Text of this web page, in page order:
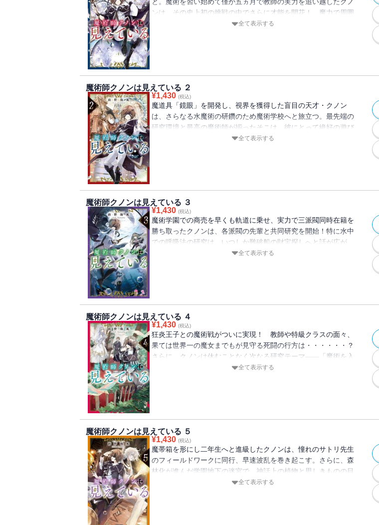
ンは、その史上初の挑戦の中でさらに才能を開花！ 魔力で周囲
の色を感知したり、水魔術の応用で懐炉や湿布を作ったり、初級
作が、満を持して登場！ 書き下ろし番外編も収録！】
全て表示する
魔術師クノンは見えている ２
¥1,430 (税込)
魔道具「鏡眼」を開発し、視界を獲得した盲目の天才・クノン
は、さらなる水魔術の研鑽のため魔術学校へと旅立つ。最先端の
研究環境と最高の魔術師が揃ったそこは、彼にとって絶好の遊び
場。聖教国の聖女や、雷光の異名を取る魔術師だって研究対象。
葛藤（？）を描いた書き下ろし番外編も収録！】
全て表示する
魔術師クノンは見えている ３
¥1,430 (税込)
魔術学園での商売を早くも軌道に乗せ、実力で三派閥同時在籍を
勝ち取ったクノンは、各派閥の先輩と共同研究を開始！特に水中
での呼吸法の研究は、いつしか難破船の財宝探しへと話が広が
り、ついには実地調査で海に飛び出すことに。特級の生徒なら海
試し版が収録されています。
全て表示する
魔術師クノンは見えている ４
¥1,430 (税込)
狂炎王子との魔術戦がついに実現！ 教師や特級クラスの面々、
果ては世界一の魔女までもが見守る死闘の行方は・・・・・・？
さらに、クノンは休むことなく次なる研究テーマ――「魔術を入
れる箱」の開発に取り組む。その前代未聞の魔道具開発は、派閥
にカドカワBOOKS『黄金の経験値 特定災害生物「魔王」降臨タ
イムアタック』（著：原純）のお試し版が収録されています。
全て表示する
魔術師クノンは見えている ５
¥1,430 (税込)
魔帯箱を形にし二年生へと進級したクノンは、憧れのサトリ先生
のフィールドワークに同行、早速波乱を巻き起こす。さらに、森
林化が進んだ学園地下の迷宮で、神話上の植物と思しきものの目
撃情報が！ 教師陣を中心にした捜索隊が急遽結成される中、ク
全て表示する